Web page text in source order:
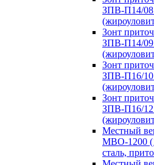
ЗПВ-П14/08
Зонт
ЗПВ-П14/09
Зонт
ЗПВ-П16/10
Зонт
ЗПВ-П16/12
Местный
МВО-1200
сталь,